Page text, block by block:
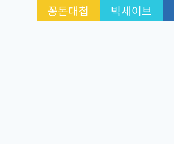
꽁돈대첩
빅세이브